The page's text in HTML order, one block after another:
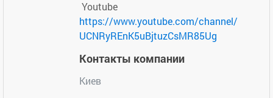
Youtube
https://www.youtube.com/channel/
UCNRyREnK5uBjtuzCsMR85Ug
Контакты компании
Киев